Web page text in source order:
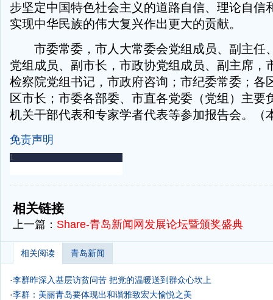
步坚定中国特色社会主义的道路自信、理论自信
实现中华民族的伟大复兴作出更大的贡献。
市委常委，市人大常委会党组成员、副主任
党组成员、副市长，市政协党组成员、副主席，
检察院党组书记，市政府咨询；市纪委常委；各
区市长；市委各部委、市直各党委（党组）主要
机关干部代表和专家学者代表等参加报告会。（
免责声明
-
相关链接
上一篇： Share-青岛新闻网发展论坛暨颁奖盛典
相关阅读 青岛新闻
·李群昨深入基层访贫问苦 把党的温暖送到群众心坎上
·李群：美丽青岛要体现出和谐雅致宏大愉悦之美